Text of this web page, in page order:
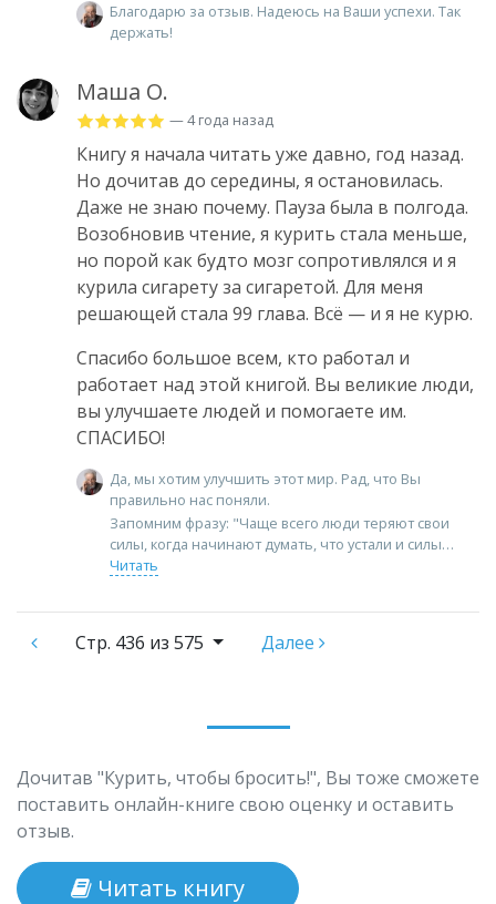
Благодарю за отзыв. Надеюсь на Ваши успехи. Так
держать!
Маша О.
— 4 года назад
Книгу я начала читать уже давно, год назад.
Но дочитав до середины, я остановилась.
Даже не знаю почему. Пауза была в полгода.
Возобновив чтение, я курить стала меньше,
но порой как будто мозг сопротивлялся и я
курила сигарету за сигаретой. Для меня
решающей стала 99 глава. Всё — и я не курю.
Спасибо большое всем, кто работал и
работает над этой книгой. Вы великие люди,
вы улучшаете людей и помогаете им.
СПАСИБО!
Да, мы хотим улучшить этот мир. Рад, что Вы
правильно нас поняли.
Запомним фразу: "Чаще всего люди теряют свои
силы, когда начинают думать, что устали и силы
Читать
Стр. 436 из 575 Далее
Дочитав "Курить, чтобы бросить!", Вы тоже сможете
поставить онлайн-книге свою оценку и оставить
отзыв.
Читать книгу